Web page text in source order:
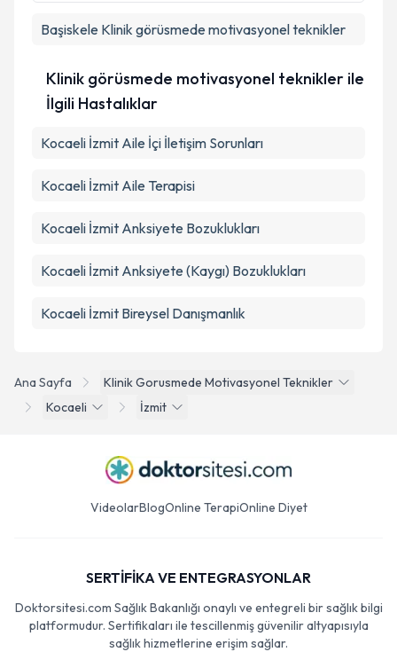
Ana Sayfa
Klinik Gorusmede Motivasyonel Teknikler
Kocaeli
İzmit
Başiskele Klinik görüsmede motivasyonel teknikler
Klinik görüsmede motivasyonel teknikler ile
İlgili Hastalıklar
Kocaeli İzmit Aile İçi İletişim Sorunları
Kocaeli İzmit Aile Terapisi
Kocaeli İzmit Anksiyete Bozuklukları
Kocaeli İzmit Anksiyete (Kaygı) Bozuklukları
Kocaeli İzmit Bireysel Danışmanlık
VideolarBlogOnline TerapiOnline Diyet
SERTİFİKA VE ENTEGRASYONLAR
Doktorsitesi.com Sağlık Bakanlığı onaylı ve entegreli bir sağlık bilgi
platformudur. Sertifikaları ile tescillenmiş güvenilir altyapısıyla
sağlık hizmetlerine erişim sağlar.